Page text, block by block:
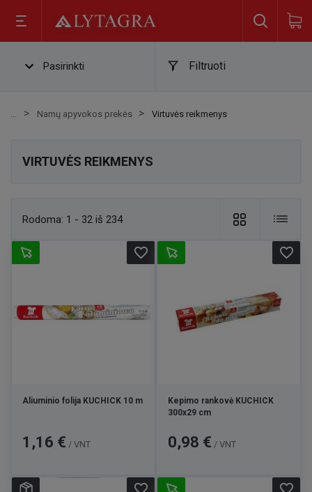
Pasirinkti Filtruoti
Namų apyvokos prekės Virtuvės reikmenys
VIRTUVĖS REIKMENYS
Rodoma: 1 - 32 iš 234
Aliuminio folija KUCHICK 10 m
Kaina
1,16 € / VNT
favorite_border
Kepimo rankovė KUCHICK
300x29 cm
Kaina
0,98 € / VNT
favorite_border